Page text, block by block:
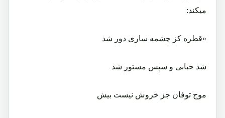
میکند:
«قطره کز چشمه ساری دور شد
شد حبابی و سپس مستور شد
موج توفان جز خروش نیست بیش